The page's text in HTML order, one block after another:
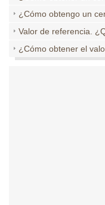
¿Cómo obtengo un
Valor de referencia.
¿Cómo obtener el